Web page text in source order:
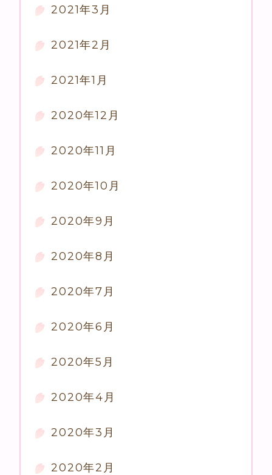
2021年3月
2021年2月
2021年1月
2020年12月
2020年11月
2020年10月
2020年9月
2020年8月
2020年7月
2020年6月
2020年5月
2020年4月
2020年3月
2020年2月